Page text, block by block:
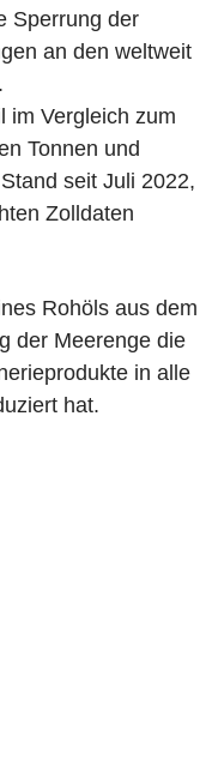
Sperrung der
an den weltweit
im Vergleich zum
Tonnen und
seit Juli 2022,
Zolldaten
Rohöls aus dem
der Meerenge die
in alle
hat.